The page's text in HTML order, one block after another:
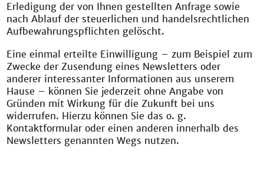
Erledigung der von Ihnen gestellten Anfrage sowie
nach Ablauf der steuerlichen und handelsrechtlichen
Aufbewahrungspflichten gelöscht.
Eine einmal erteilte Einwilligung – zum Beispiel zum
Zwecke der Zusendung eines Newsletters oder
anderer interessanter Informationen aus unserem
Hause – können Sie jederzeit ohne Angabe von
Gründen mit Wirkung für die Zukunft bei uns
widerrufen. Hierzu können Sie das o. g.
Kontaktformular oder einen anderen innerhalb des
Newsletters genannten Wegs nutzen.